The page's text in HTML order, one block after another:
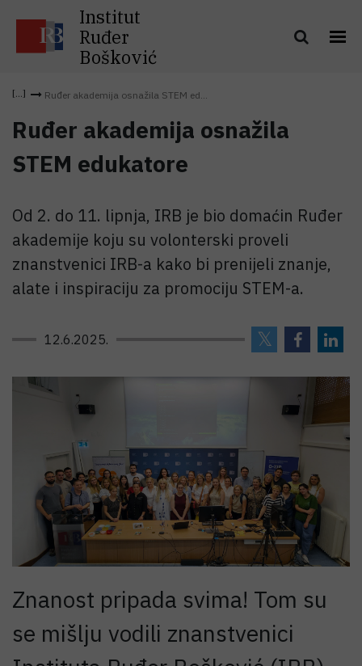
Institut
Ruđer
Bošković
Ruđer akademija osnažila STEM ed...
Ruđer akademija osnažila
STEM edukatore
Od 2. do 11. lipnja, IRB je bio domaćin Ruđer
akademije koju su volonterski proveli
znanstvenici IRB-a kako bi prenijeli znanje,
alate i inspiraciju za promociju STEM-a.
12.6.2025.
Znanost pripada svima! Tom su
se mišlju vodili znanstvenici